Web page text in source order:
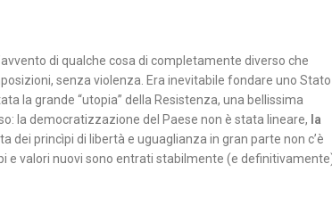
di qualche cosa di completamente diverso che
senza violenza. Era inevitabile fondare uno Stato
la grande “utopia” della Resistenza, una bellissima
la democratizzazione del Paese non è stata lineare, la
dei princìpi di libertà e uguaglianza in gran parte non c’è
e valori nuovi sono entrati stabilmente (e